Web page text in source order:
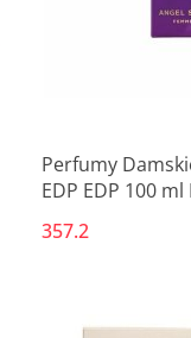
Perfumy
EDP EDP 100
357.2